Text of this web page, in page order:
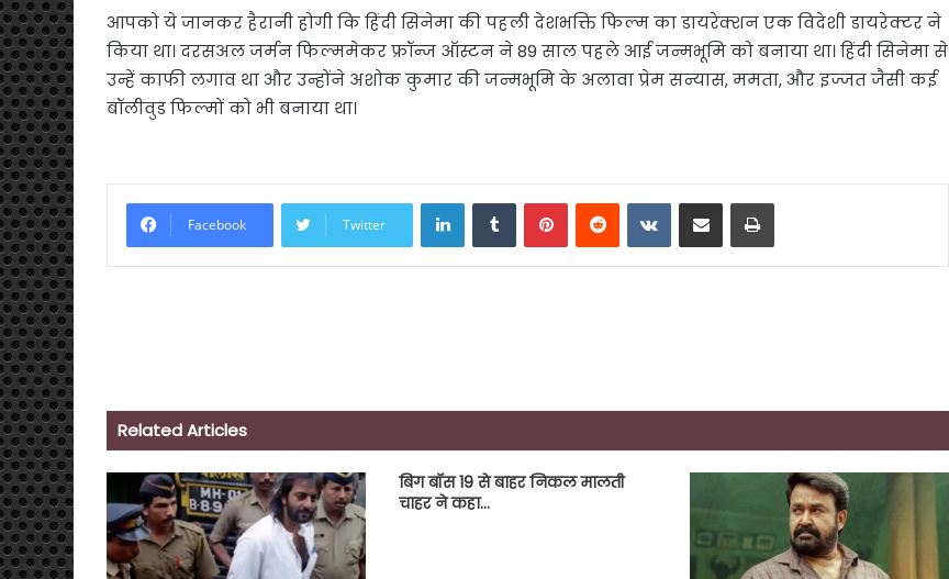
आपको ये जानकर हैरानी होगी कि हिंदी सिनेमा की पहली देशभक्ति फिल्म का डायरेक्शन एक विदेशी डायरेक्टर ने
किया था। दरसअल जर्मन फिल्ममेकर फ्रॉन्ज ऑस्टन ने 89 साल पहले आई जन्मभूमि को बनाया था। हिंदी सिनेमा से
उन्हें काफी लगाव था और उन्होंने अशोक कुमार की जन्मभूमि के अलावा प्रेम सन्यास, ममता, और इज्जत जैसी कई
बॉलीवुड फिल्मों को भी बनाया था।
Facebook Twitter
LinkedInTumblrPinterestReddit VKontakte
Share via Email Print
Related Articles
बिग बॉस 19 से बाहर निकल मालती
चाहर ने कहा…